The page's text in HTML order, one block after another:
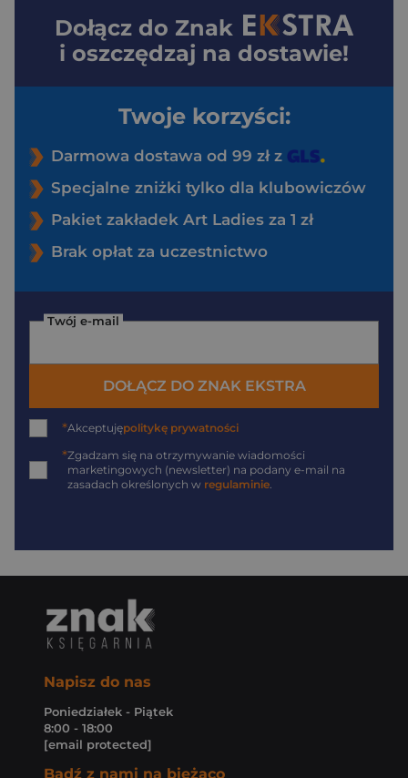
Dołącz do Znak
i oszczędzaj na dostawie!
Twoje korzyści:
Darmowa dostawa od 99 zł z
Specjalne zniżki tylko dla klubowiczów
Pakiet zakładek Art Ladies za 1 zł
Brak opłat za uczestnictwo
Twój e-mail
DOŁĄCZ DO ZNAK EKSTRA
*Akceptujępolitykę prywatności
*Zgadzam się na otrzymywanie wiadomości
marketingowych (newsletter) na podany e-mail na
zasadach określonych w regulaminie
Napisz do nas
Poniedziałek - Piątek
8:00 - 18:00
[email protected]
Bądź z nami na bieżąco